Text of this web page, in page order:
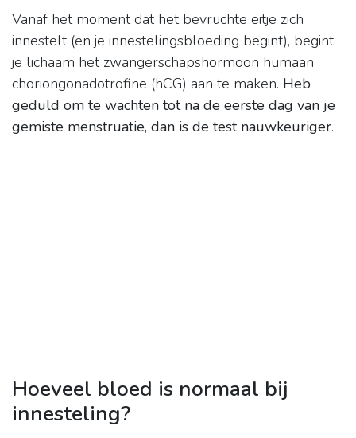
Vanaf het moment dat het bevruchte eitje zich
innestelt (en je innestelingsbloeding begint), begint
je lichaam het zwangerschapshormoon humaan
choriongonadotrofine (hCG) aan te maken. Heb
geduld om te wachten tot na de eerste dag van je
gemiste menstruatie, dan is de test nauwkeuriger.
Hoeveel bloed is normaal bij
innesteling?